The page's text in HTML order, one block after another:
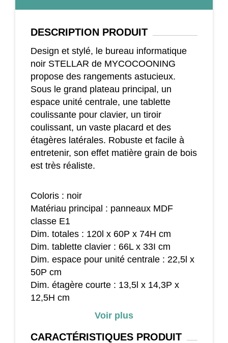
DESCRIPTION PRODUIT
Design et stylé, le bureau informatique
noir STELLAR de MYCOCOONING
propose des rangements astucieux.
Sous le grand plateau principal, un
espace unité centrale, une tablette
coulissante pour clavier, un tiroir
coulissant, un vaste placard et des
étagères latérales. Robuste et facile à
entretenir, son effet matière grain de bois
est très réaliste.
Coloris : noir
Matériau principal : panneaux MDF
classe E1
Dim. totales : 120l x 60P x 74H cm
Dim. tablette clavier : 66L x 33I cm
Dim. espace pour unité centrale : 22,5l x
50P cm
Dim. étagère courte : 13,5l x 14,3P x
12,5H cm
Dim. étagère longue : 13,4l x 48P x
Accessoires fournis : 8 piquet d'ancrage
Voir plus
CARACTÉRISTIQUES PRODUIT